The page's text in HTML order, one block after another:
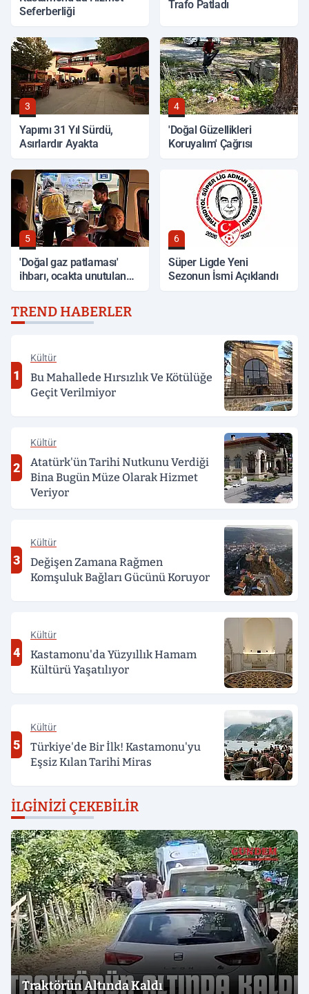
Seferberliği
Trafo Patladı
3
Yapımı 31 Yıl Sürdü,
Asırlardır Ayakta
4
'Doğal Güzellikleri
Koruyalım' Çağrısı
5
'Doğal gaz patlaması'
ihbarı, ocakta unutulan
6
Süper Ligde Yeni
Sezonun İsmi Açıklandı
TREND HABERLER
1
Kültür
Bu Mahallede Hırsızlık Ve Kötülüğe
Geçit Verilmiyor
2
Kültür
Atatürk'ün Tarihi Nutkunu Verdiği
Bina Bugün Müze Olarak Hizmet
Veriyor
3
Kültür
Değişen Zamana Rağmen
Komşuluk Bağları Gücünü Koruyor
4
Kültür
Kastamonu'da Yüzyıllık Hamam
Kültürü Yaşatılıyor
5
Kültür
Türkiye'de Bir İlk! Kastamonu'yu
Eşsiz Kılan Tarihi Miras
İLGINIZI ÇEKEBILIR
Traktörün Altında Kaldı